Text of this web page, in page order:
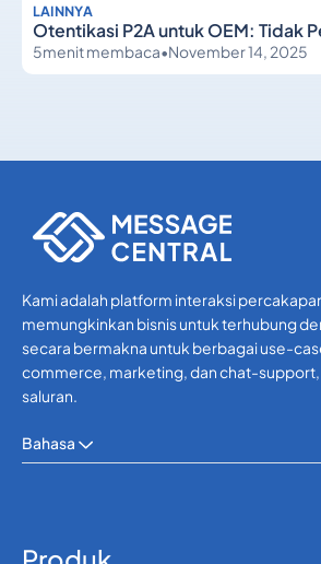
LAINNYA
Otentikasi P2A untuk OEM: Tidak
5menit membaca•November 14, 2025
Kami adalah platform interaksi
memungkinkan bisnis untuk terhubung
secara bermakna untuk berbagai use-
commerce, marketing, dan chat-support,
saluran.
Bahasa